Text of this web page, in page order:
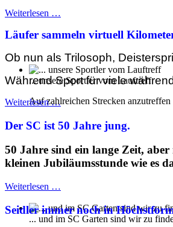
... unsere Sportler vom Lauftreff
Auf zahlreichen Strecken anzutreffen
... und im SC Garten sind wir zu
Weiterlesen …
Läufer sammeln virtuell
Ob nun als Trilosoph,
Während Sport für viele
Weiterlesen …
Der SC ist 50 Jahre jung.
50 Jahre sind ein lange Zeit,
kleinen Jubiläumsstunde wie es
Weiterlesen …
Seidler immer noch in